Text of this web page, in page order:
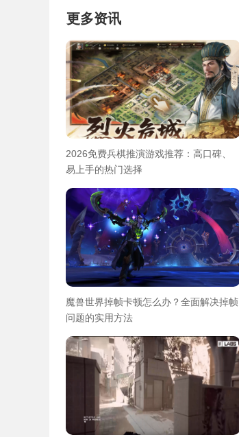
更多资讯
2026免费兵棋推演游戏推荐：高口碑、
易上手的热门选择
魔兽世界掉帧卡顿怎么办？全面解决掉帧
问题的实用方法